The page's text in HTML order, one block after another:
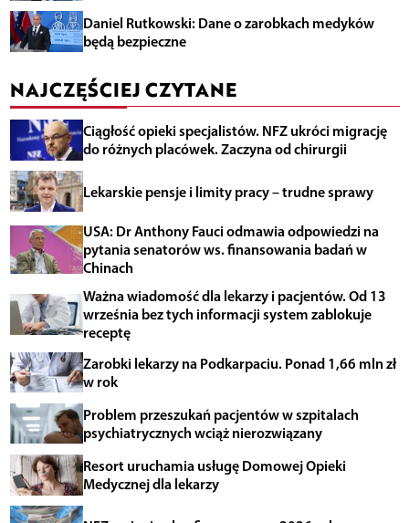
Daniel Rutkowski: Dane o zarobkach medyków
będą bezpieczne
NAJCZĘŚCIEJ CZYTANE
Ciągłość opieki specjalistów. NFZ ukróci migrację
do różnych placówek. Zaczyna od chirurgii
Lekarskie pensje i limity pracy – trudne sprawy
USA: Dr Anthony Fauci odmawia odpowiedzi na
pytania senatorów ws. finansowania badań w
Chinach
Ważna wiadomość dla lekarzy i pacjentów. Od 13
września bez tych informacji system zablokuje
receptę
Zarobki lekarzy na Podkarpaciu. Ponad 1,66 mln zł
w rok
Problem przeszukań pacjentów w szpitalach
psychiatrycznych wciąż nierozwiązany
Resort uruchamia usługę Domowej Opieki
Medycznej dla lekarzy